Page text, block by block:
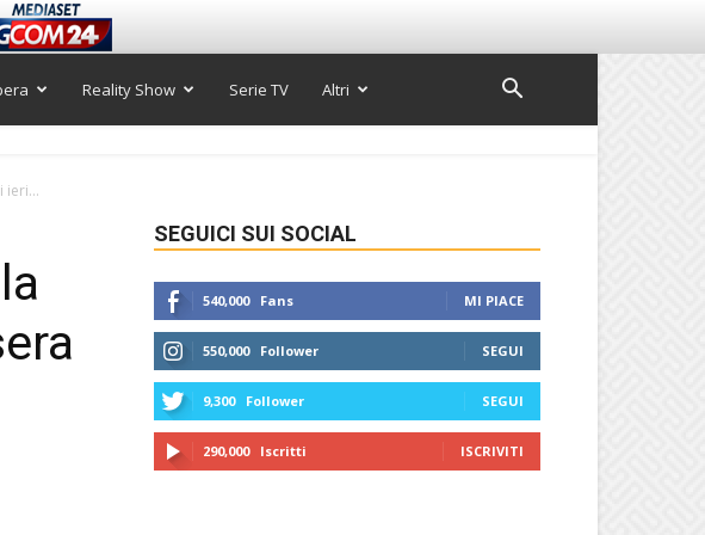
Reality Show Serie TV Altri
ieri...
SEGUICI SUI SOCIAL
540,000 Fans MI PIACE
550,000 Follower SEGUI
9,300 Follower SEGUI
290,000 Iscritti ISCRIVITI